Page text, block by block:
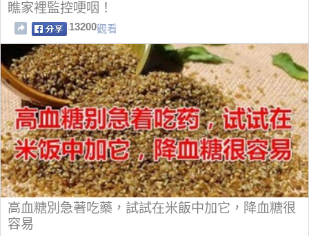
瞧家裡監控哽咽！
13200觀看
高血糖別急著吃藥，試試在米飯中加它，降血糖很
容易